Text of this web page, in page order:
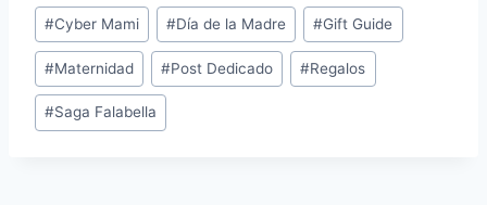
Post
Tags:
#Cyber Mami #Día de la Madre #Gift Guide
#Maternidad #Post Dedicado #Regalos
#Saga Falabella